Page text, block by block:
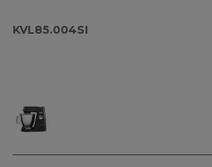
KVL85.004SI